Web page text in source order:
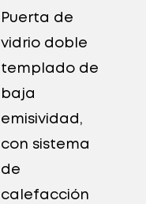
Puerta de
vidrio doble
templado de
baja
emisividad,
con sistema
de
calefacción